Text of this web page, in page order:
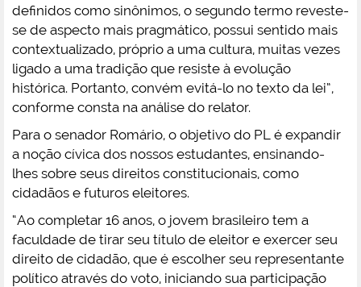
definidos como sinônimos, o segundo termo reveste-
se de aspecto mais pragmático, possui sentido mais
contextualizado, próprio a uma cultura, muitas vezes
ligado a uma tradição que resiste à evolução
histórica. Portanto, convém evitá-lo no texto da lei”,
conforme consta na análise do relator.
Para o senador Romário, o objetivo do PL é expandir
a noção cívica dos nossos estudantes, ensinando-
lhes sobre seus direitos constitucionais, como
cidadãos e futuros eleitores.
“Ao completar 16 anos, o jovem brasileiro tem a
faculdade de tirar seu título de eleitor e exercer seu
direito de cidadão, que é escolher seu representante
político através do voto, iniciando sua participação